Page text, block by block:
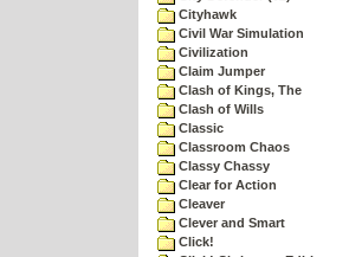
Cityhawk
Civil War Simulation
Civilization
Claim Jumper
Clash of Kings, The
Clash of Wills
Classic
Classroom Chaos
Classy Chassy
Clear for Action
Cleaver
Clever and Smart
Click!